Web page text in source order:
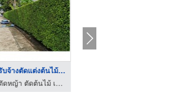
รับจ้างตัดแต่งต้นไม้ ...
ตัดหญ้า ตัดต้นไม้ เคลียร์พื้นที่ อุบลราชธานี